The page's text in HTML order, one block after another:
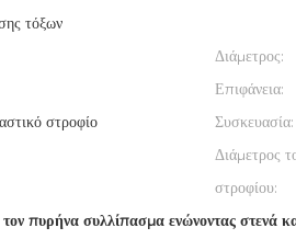
τόξων
Διάμετρος:
Επιφάνεια:
στροφίο Συσκευασία:
Διάμετρος
στροφίου:
πυρήνα συλλίπασμα ενώνοντας στενά